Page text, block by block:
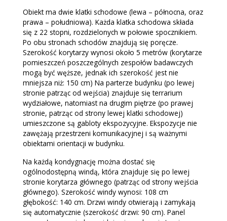
Obiekt ma dwie klatki schodowe (lewa – północna, oraz
prawa – południowa). Każda klatka schodowa składa
się z 22 stopni, rozdzielonych w połowie spocznikiem.
Po obu stronach schodów znajdują się poręcze.
Szerokość korytarzy wynosi około 5 metrów (korytarze
pomieszczeń poszczególnych zespołów badawczych
mogą być węższe, jednak ich szerokość jest nie
mniejsza niż: 150 cm) Na parterze budynku (po lewej
stronie patrząc od wejścia) znajduje się terrarium
wydziałowe, natomiast na drugim piętrze (po prawej
stronie, patrząc od strony lewej klatki schodowej)
umieszczone są gabloty ekspozycyjne. Ekspozycje nie
zawężają przestrzeni komunikacyjnej i są ważnymi
obiektami orientacji w budynku.
Na każdą kondygnację można dostać się
ogólnodostępną windą, która znajduje się po lewej
stronie korytarza głównego (patrząc od strony wejścia
głównego). Szerokość windy wynosi: 108 cm
głębokość: 140 cm. Drzwi windy otwierają i zamykają
się automatycznie (szerokość drzwi: 90 cm). Panel